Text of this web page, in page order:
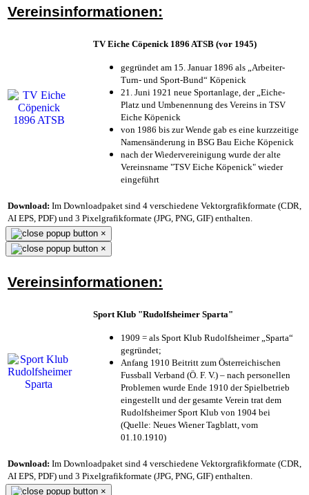
Vereinsinformationen:
TV Eiche Cöpenick 1896 ATSB (vor 1945)
gegründet am 15. Januar 1896 als „Arbeiter-
Turn- und Sport-Bund“ Köpenick
21. Juni 1921 neue Sportanlage, der „Eiche-
Platz und Umbenennung des Vereins in TSV
Eiche Köpenick
von 1986 bis zur Wende gab es eine kurzzeitige
Namensänderung in BSG Bau Eiche Köpenick
nach der Wiedervereinigung wurde der alte
Vereinsname "TSV Eiche Köpenick" wieder
eingeführt
Download: Im Downloadpaket sind 4 verschiedene Vektorgrafikformate (CDR,
AI EPS, PDF) und 3 Pixelgrafikformate (JPG, PNG, GIF) enthalten.
×
×
Vereinsinformationen:
Sport Klub "Rudolfsheimer Sparta"
1909 = als Sport Klub Rudolfsheimer „Sparta“
gegründet;
Anfang 1910 Beitritt zum Österreichischen
Fussball Verband (Ö. F. V.) – nach personellen
Problemen wurde Ende 1910 der Spielbetrieb
eingestellt und der gesamte Verein trat dem
Rudolfsheimer Sport Klub von 1904 bei
(Quelle: Neues Wiener Tagblatt, vom
01.10.1910)
Download: Im Downloadpaket sind 4 verschiedene Vektorgrafikformate (CDR,
AI EPS, PDF) und 3 Pixelgrafikformate (JPG, PNG, GIF) enthalten.
×